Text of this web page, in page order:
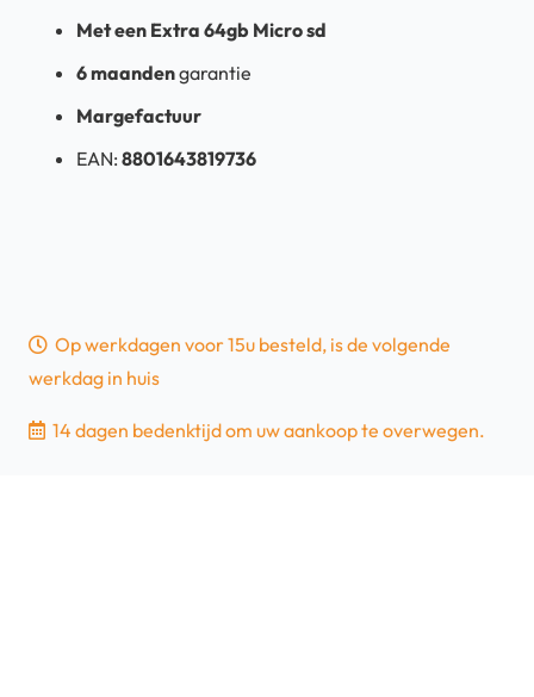
Met een Extra 64gb Micro sd
6 maandengarantie
Margefactuur
EAN: 8801643819736
Op werkdagen voor 15u besteld, is de volgende
werkdag in huis
14 dagen bedenktijd om uw aankoop te overwegen.